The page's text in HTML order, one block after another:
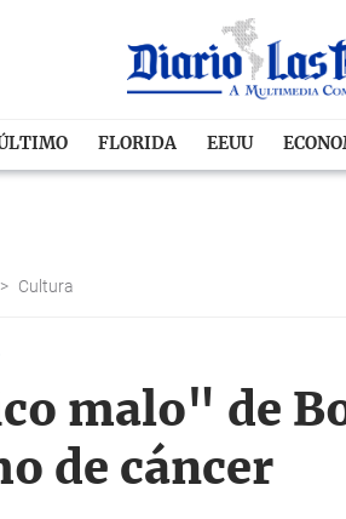
FLORIDA EEUU
> Cultura
malo" de
de cáncer